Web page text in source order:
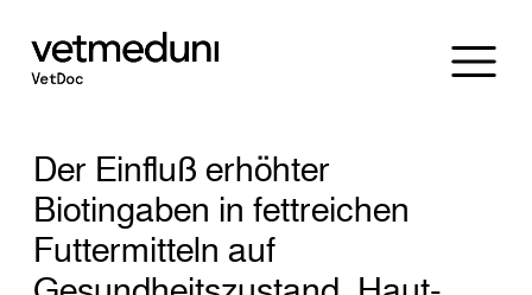
Der Einfluß erhöhter
Biotingaben in fettreichen
Futtermitteln auf